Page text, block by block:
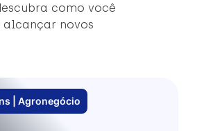
como você
novos
| Agronegócio